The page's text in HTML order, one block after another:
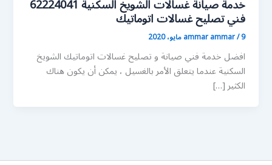
فني تصليح غسالات اتوماتيك
ammar ammar/9 مايو، 2020
افضل خدمة فني صيانة و تصليح غسالات اتوماتيك الشويخ
السكنية عندما يتعلق الأمر بالغسيل ، يمكن أن يكون هناك
الكثير […]